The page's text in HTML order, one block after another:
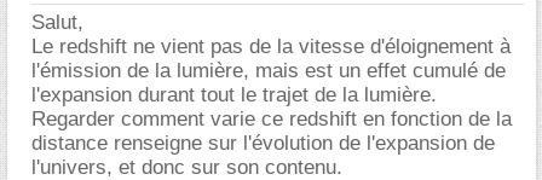
Salut,
Le redshift ne vient pas de la vitesse d'éloignement à
l'émission de la lumière, mais est un effet cumulé de
l'expansion durant tout le trajet de la lumière.
Regarder comment varie ce redshift en fonction de la
distance renseigne sur l'évolution de l'expansion de
l'univers, et donc sur son contenu.